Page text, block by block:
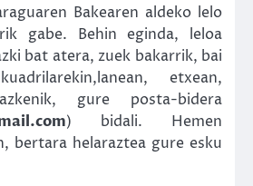
Bakearen aldeko lelo
gabe. Behin eginda, leloa
bat atera, zuek bakarrik, bai
etxean,
gure posta-bidera
) bidali. Hemen
bertara helaraztea gure esku